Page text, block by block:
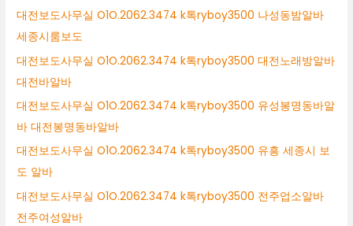
대전보도사무실 O1O.2062.3474 k톡ryboy3500 나성동밤알바
세종시룸보도
대전보도사무실 O1O.2062.3474 k톡ryboy3500 대전노래방알바
대전바알바
대전보도사무실 O1O.2062.3474 k톡ryboy3500 유성봉명동바알
바 대전봉명동바알바
대전보도사무실 O1O.2062.3474 k톡ryboy3500 유흥 세종시 보
도 알바
대전보도사무실 O1O.2062.3474 k톡ryboy3500 전주업소알바
전주여성알바